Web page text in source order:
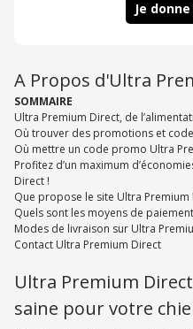
Je
A Propos d'Ultra
SOMMAIRE
Ultra Premium Direct, de
Où trouver des promotions et
Où mettre un code promo Ultra
Profitez d’un maximum
Direct !
Que propose le site Ultra Premium
Quels sont les moyens de
Modes de livraison sur Ultra
Contact Ultra Premium Direct
Ultra Premium
saine pour votre